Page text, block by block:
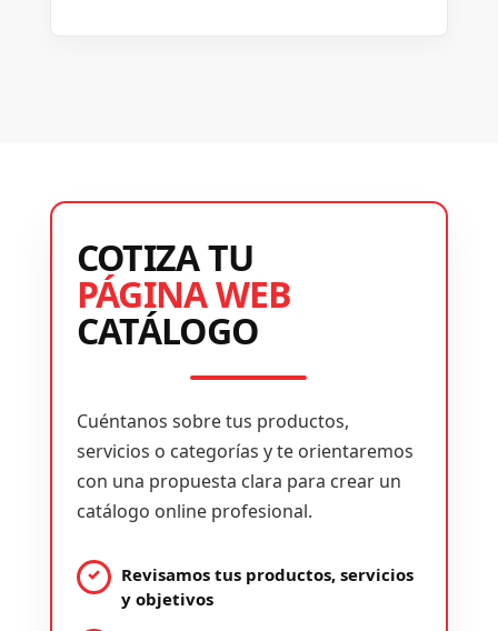
COTIZA TU
PÁGINA WEB
CATÁLOGO
Cuéntanos sobre tus productos,
servicios o categorías y te orientaremos
con una propuesta clara para crear un
catálogo online profesional.
Revisamos tus productos, servicios
y objetivos